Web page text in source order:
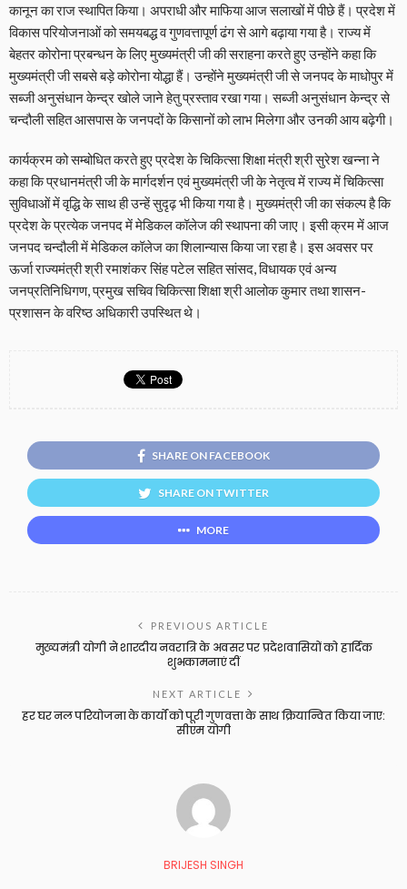
कानून का राज स्थापित किया। अपराधी और माफिया आज सलाखों में पीछे हैं। प्रदेश में
विकास परियोजनाओं को समयबद्ध व गुणवत्तापूर्ण ढंग से आगे बढ़ाया गया है। राज्य में
बेहतर कोरोना प्रबन्धन के लिए मुख्यमंत्री जी की सराहना करते हुए उन्होंने कहा कि
मुख्यमंत्री जी सबसे बड़े कोरोना योद्धा हैं। उन्होंने मुख्यमंत्री जी से जनपद के माधोपुर में
सब्जी अनुसंधान केन्द्र खोले जाने हेतु प्रस्ताव रखा गया। सब्जी अनुसंधान केन्द्र से
चन्दौली सहित आसपास के जनपदों के किसानों को लाभ मिलेगा और उनकी आय बढ़ेगी।
कार्यक्रम को सम्बोधित करते हुए प्रदेश के चिकित्सा शिक्षा मंत्री श्री सुरेश खन्ना ने
कहा कि प्रधानमंत्री जी के मार्गदर्शन एवं मुख्यमंत्री जी के नेतृत्व में राज्य में चिकित्सा
सुविधाओं में वृद्धि के साथ ही उन्हें सुदृढ़ भी किया गया है। मुख्यमंत्री जी का संकल्प है कि
प्रदेश के प्रत्येक जनपद में मेडिकल कॉलेज की स्थापना की जाए। इसी क्रम में आज
जनपद चन्दौली में मेडिकल कॉलेज का शिलान्यास किया जा रहा है। इस अवसर पर
ऊर्जा राज्यमंत्री श्री रमाशंकर सिंह पटेल सहित सांसद, विधायक एवं अन्य
जनप्रतिनिधिगण, प्रमुख सचिव चिकित्सा शिक्षा श्री आलोक कुमार तथा शासन-
प्रशासन के वरिष्ठ अधिकारी उपस्थित थे।
SHARE ON FACEBOOK
SHARE ON TWITTER
MORE
PREVIOUS ARTICLE
मुख्यमंत्री योगी ने शारदीय नवरात्रि के अवसर पर प्रदेशवासियों को हार्दिक
शुभकामनाएं दीं
NEXT ARTICLE
हर घर नल परियोजना के कार्यों को पूरी गुणवत्ता के साथ क्रियान्वित किया जाए:
सीएम योगी
BRIJESH SINGH